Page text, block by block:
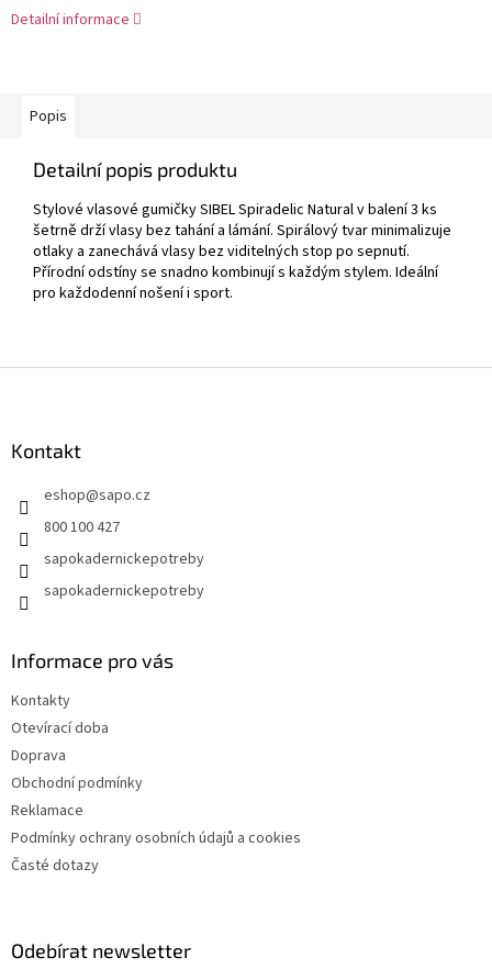
Detailní informace
Popis
Detailní popis produktu
Stylové vlasové gumičkySIBELSpiradelic Natural v balení 3 ks
šetrně drží vlasy bez tahání a lámání. Spirálový tvar minimalizuje
otlaky a zanechává vlasy bez viditelných stop po sepnutí.
Přírodní odstíny se snadno kombinují s každým stylem. Ideální
pro každodenní nošení i sport.
Kontakt
eshop@sapo.cz
800 100 427
sapokadernickepotreby
sapokadernickepotreby
Informace pro vás
Kontakty
Otevírací doba
Doprava
Obchodní podmínky
Reklamace
Podmínky ochrany osobních údajů a cookies
Časté dotazy
Odebírat newsletter